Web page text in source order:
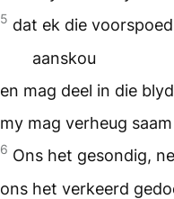
5 dat ek die
aanskou
en mag deel in die
my mag verheug
6 Ons het gesondig,
ons het verkeerd